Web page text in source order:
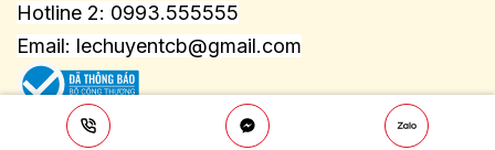
Hotline 2: 0993.555555
Email: lechuyentcb@gmail.com